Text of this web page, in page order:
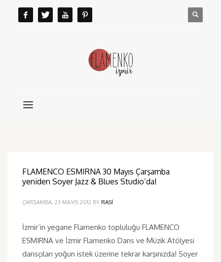
FLAMENCO ESMIRNA 30 Mayıs Çarşamba
yeniden Soyer Jazz & Blues Studio’da!
ÇARŞAMBA, 23 MAYIS 2012 BY RASI
İzmir’in yegane Flamenko topluluğu FLAMENCO
ESMIRNA ve İzmir Flamenko Dans ve Müzik Atölyesi
dansçıları yoğun istek üzerine tekrar karşınızda! Soyer